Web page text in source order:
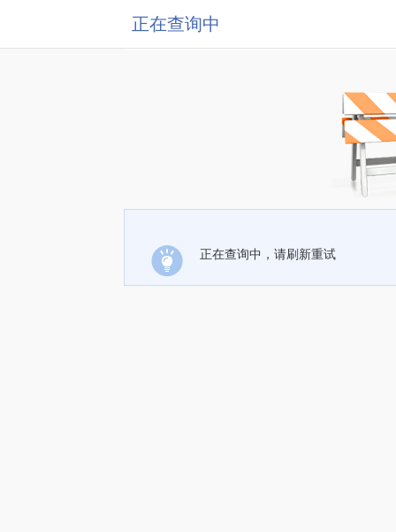
正在查询中
正在查询中，请刷新重试